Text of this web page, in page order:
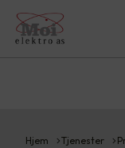
Hjem Tjenester